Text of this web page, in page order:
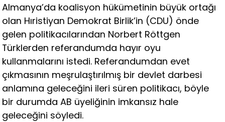
Almanya’da koalisyon hükümetinin büyük ortağı
olan Hıristiyan Demokrat Birlik’in (CDU) önde
gelen politikacılarından Norbert Röttgen
Türklerden referandumda hayır oyu
kullanmalarını istedi. Referandumdan evet
çıkmasının meşrulaştırılmış bir devlet darbesi
anlamına geleceğini ileri süren politikacı, böyle
bir durumda AB üyeliğinin imkansız hale
geleceğini söyledi.